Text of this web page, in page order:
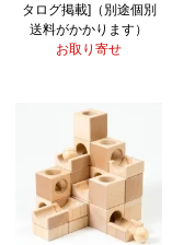
タログ掲載]（別途個別
送料がかかります）
お取り寄せ